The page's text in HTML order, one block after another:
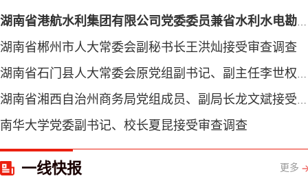
湖南省郴州市人大常委会副秘书长王洪灿接受审查调查
南华大学党委副书记、校长夏昆接受审查调查
更多
一线快报